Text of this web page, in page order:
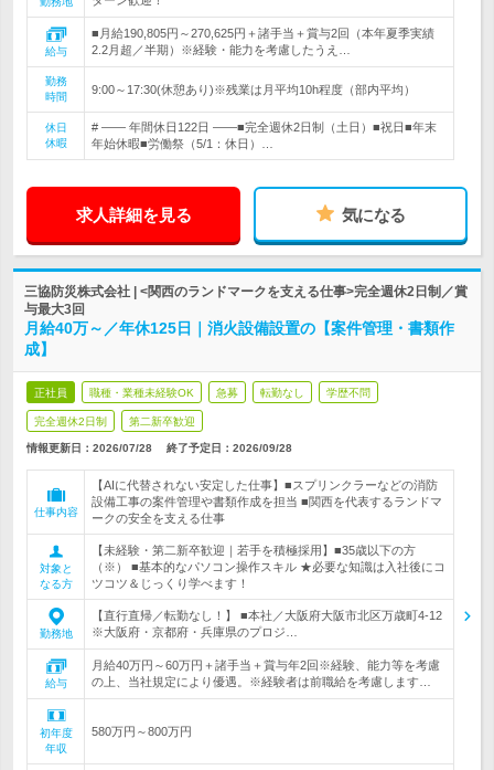
給与
■月給190,805円～270,625円＋諸手当＋賞与2回（本年夏季実績
2.2月超／半期）※経験・能力を考慮したうえ…
勤務
時間
9:00～17:30(休憩あり)※残業は月平均10h程度（部内平均）
休日
休暇
# ―― 年間休日122日 ――■完全週休2日制（土日）■祝日■年末
年始休暇■労働祭（5/1：休日）…
求人詳細を見る 気になる
三協防災株式会社 | <関西のランドマークを支える仕事>完全週休2日制／賞
与最大3回
月給40万～／年休125日｜消火設備設置の【案件管理・書類作
成】
正社員 職種・業種未経験OK 急募 転勤なし 学歴不問
完全週休2日制 第二新卒歓迎
情報更新日：2026/07/28 終了予定日： 2026/09/28
仕事内容
【AIに代替されない安定した仕事】■スプリンクラーなどの消防
設備工事の案件管理や書類作成を担当 ■関西を代表するランドマ
ークの安全を支える仕事
対象と
なる方
【未経験・第二新卒歓迎｜若手を積極採用】■35歳以下の方
（※） ■基本的なパソコン操作スキル ★必要な知識は入社後にコ
ツコツ＆じっくり学べます！
勤務地
【直行直帰／転勤なし！】 ■本社／大阪府大阪市北区万歳町4-12
※大阪府・京都府・兵庫県のプロジ…
給与
月給40万円～60万円＋諸手当＋賞与年2回※経験、能力等を考慮
の上、当社規定により優遇。※経験者は前職給を考慮します…
初年度
年収
580万円～800万円